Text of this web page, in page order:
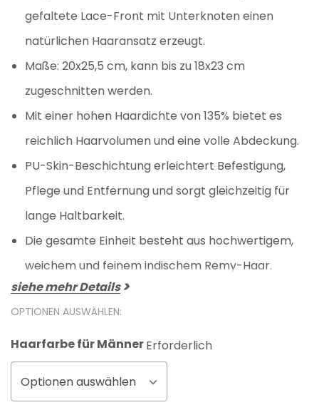
gefaltete Lace-Front mit Unterknoten einen
natürlichen Haaransatz erzeugt.
Maße: 20x25,5 cm, kann bis zu 18x23 cm
zugeschnitten werden.
Mit einer hohen Haardichte von 135% bietet es
reichlich Haarvolumen und eine volle Abdeckung.
PU-Skin-Beschichtung erleichtert Befestigung,
Pflege und Entfernung und sorgt gleichzeitig für
lange Haltbarkeit.
Die gesamte Einheit besteht aus hochwertigem,
weichem und feinem indischem Remy-Haar.
siehe mehr Details
OPTIONEN AUSWÄHLEN:
Haarfarbe für MännerErforderlich
Optionen auswählen